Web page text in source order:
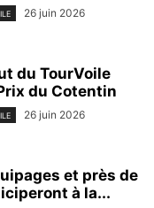
26 juin 2026
du TourVoile
du Cotentin
26 juin 2026
et près de
à la...